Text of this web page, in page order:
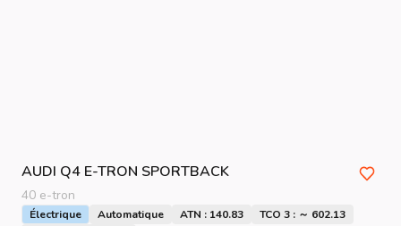
AUDI Q4 E-TRON SPORTBACK
40 e-tron
Électrique Automatique ATN : 140.83
TCO 3 : ～ 602.13